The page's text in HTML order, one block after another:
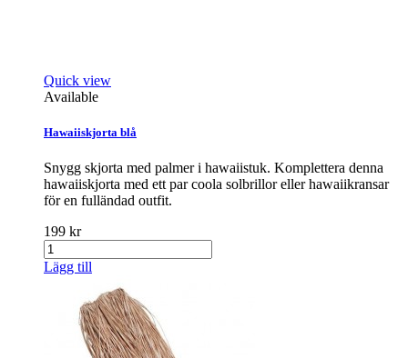
Quick view
Available
Hawaiiskjorta blå
Snygg skjorta med palmer i hawaiistuk. Komplettera denna
hawaiiskjorta med ett par coola solbrillor eller hawaiikransar
för en fulländad outfit.
199 kr
Lägg till